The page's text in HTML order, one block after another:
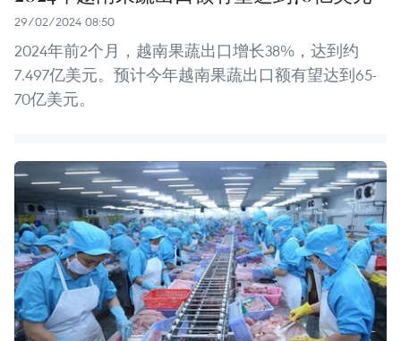
29/02/2024 08:50
2024年前2个月，越南果蔬出口增长38%，达到约
7.497亿美元。预计今年越南果蔬出口额有望达到65-
70亿美元。